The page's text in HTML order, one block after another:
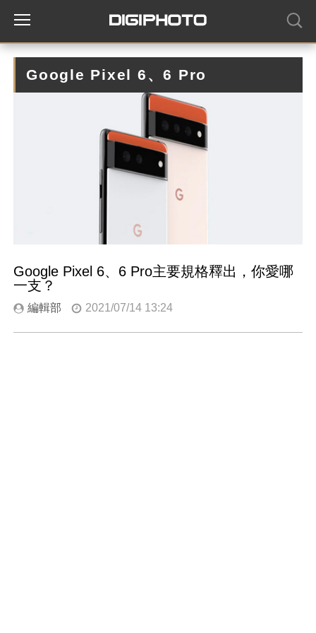
Google Pixel 6、6 Pro
Google Pixel 6、6 Pro主要規格釋出，你愛哪
一支？
編輯部 2021/07/14 13:24